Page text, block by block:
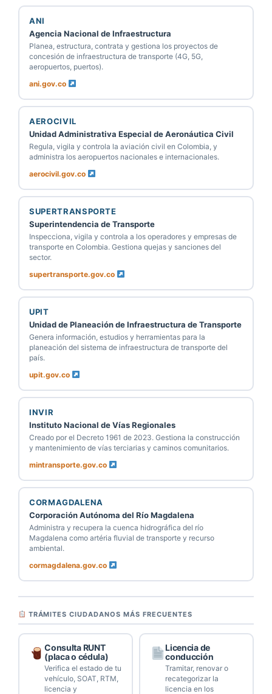
ANI
Agencia Nacional de Infraestructura
Planea, estructura, contrata y gestiona los proyectos de
concesión de infraestructura de transporte (4G, 5G,
aeropuertos, puertos).
ani.gov.co
AEROCIVIL
Unidad Administrativa Especial de Aeronáutica Civil
Regula, vigila y controla la aviación civil en Colombia, y
administra los aeropuertos nacionales e internacionales.
aerocivil.gov.co
SUPERTRANSPORTE
Superintendencia de Transporte
Inspecciona, vigila y controla a los operadores y empresas de
transporte en Colombia. Gestiona quejas y sanciones del
sector.
supertransporte.gov.co
UPIT
Unidad de Planeación de Infraestructura de Transporte
Genera información, estudios y herramientas para la
planeación del sistema de infraestructura de transporte del
país.
upit.gov.co
INVIR
Instituto Nacional de Vías Regionales
Creado por el Decreto 1961 de 2023. Gestiona la construcción
y mantenimiento de vías terciarias y caminos comunitarios.
mintransporte.gov.co
CORMAGDALENA
Corporación Autónoma del Río Magdalena
Administra y recupera la cuenca hidrográfica del río
Magdalena como artéria fluvial de transporte y recurso
ambiental.
cormagdalena.gov.co
TRÁMITES CIUDADANOS MÁS FRECUENTES
Consulta RUNT
(placa o cédula)
Verifica el estado de tu
vehículo, SOAT, RTM,
licencia y
Licencia de
conducción
Tramitar, renovar o
recategorizar la
licencia en los